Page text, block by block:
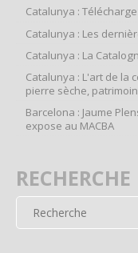
Catalunya :
Catalunya : Les
Catalunya : La
Catalunya : L'art de la
pierre sèche,
Barcelona : Jaume
expose au MACBA
RECHERCHE